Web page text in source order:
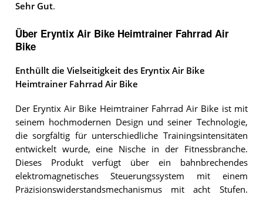
Sehr Gut.
Über Eryntix Air Bike Heimtrainer Fahrrad Air
Bike
Enthüllt die Vielseitigkeit des Eryntix Air Bike
Heimtrainer Fahrrad Air Bike
Der Eryntix Air Bike Heimtrainer Fahrrad Air Bike ist mit
seinem hochmodernen Design und seiner Technologie,
die sorgfältig für unterschiedliche Trainingsintensitäten
entwickelt wurde, eine Nische in der Fitnessbranche.
Dieses Produkt verfügt über ein bahnbrechendes
elektromagnetisches Steuerungssystem mit einem
Präzisionswiderstandsmechanismus mit acht Stufen.